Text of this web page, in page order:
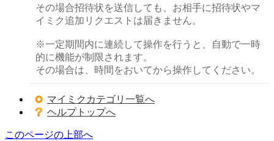
その場合招待状を送信しても、お相手に招待状やマ
イミク追加リクエストは届きません。
※一定期間内に連続して操作を行うと、自動で一時
的に機能が制限されます。
その場合は、時間をおいてから操作してください。
マイミクカテゴリ一覧へ
ヘルプトップへ
このページの上部へ